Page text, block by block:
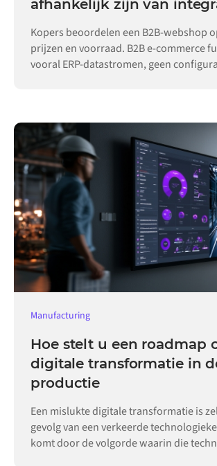
afhankelijk zijn van
Kopers beoordelen een B2B-webshop
prijzen en voorraad. B2B e-commerce
vooral ERP-datastromen, geen
Manufacturing
Hoe stelt u een roadmap
digitale transformatie in
productie
Een mislukte digitale transformatie is
gevolg van een verkeerde
komt door de volgorde waarin die